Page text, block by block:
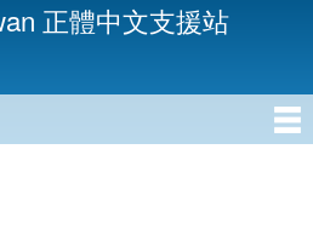
正體中文支援站